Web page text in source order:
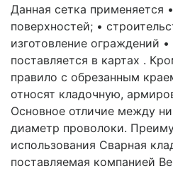
Данная сетка применяется
поверхностей; •
изготовление ограждений
поставляется в картах .
правило с обрезанным
относят кладочную,
Основное отличие между
диаметр проволоки.
использования Сварная
поставляемая компанией